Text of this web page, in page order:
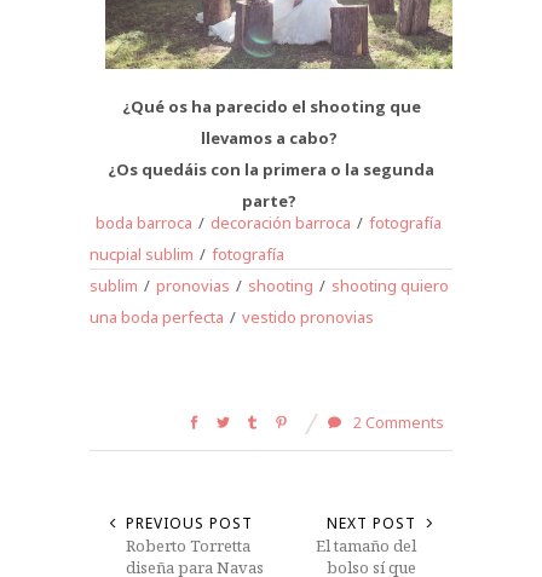
¿Qué os ha parecido el shooting que
llevamos a cabo?
¿Os quedáis con la primera o la segunda
parte?
boda barroca / decoración barroca / fotografía
nucpial sublim / fotografía
sublim / pronovias / shooting / shooting quiero
una boda perfecta / vestido pronovias
2 Comments
PREVIOUS POST
Roberto Torretta
diseña para Navas
NEXT POST
El tamaño del
bolso sí que